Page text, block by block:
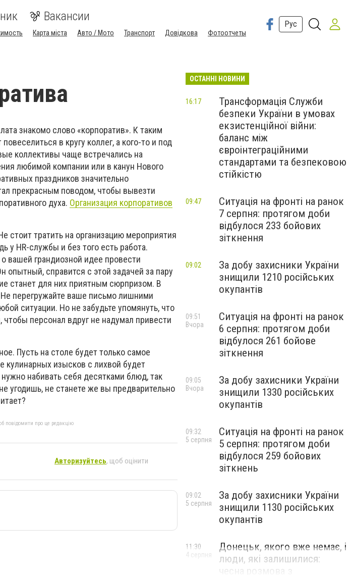
Вакансии
Карта міста Авто / Мото Транспорт Довідкова Фотоотчеты
Рус
знакомо слово «корпоратив». К таким
в кругу коллег, а кого-то и под
коллективы чаще встречались на
любимой компании или в канун Нового
праздников значительно
прекрасным поводом, чтобы вывезти
духа. Организация корпоративов
стоит тратить на организацию мероприятия
у HR-службы и без того есть работа.
вашей грандиозной идее провести
опытный, справится с этой задачей за пару
станет для них приятным сюрпризом. В
перегружайте ваше письмо лишними
ситуации. Но не забудьте упомянуть, что
персонал вдруг не надумал привести
Пусть на столе будет только самое
кулинарных изысков с лихвой будет
набивать себя десятками блюд, так
угодишь, не станете же вы предварительно
повідомити про це редакцію
Авторизуйтесь, щоб оцінити
ОСТАННІ НОВИНИ
Трансформація Служби
безпеки України в умовах
екзистенційної війни:
баланс між
євроінтеграційними
стандартами та безпековою
стійкістю
16:17
Ситуація на фронті на ранок
7 серпня: протягом доби
відбулося 233 бойових
зіткнення
09:47
За добу захисники України
знищили 1210 російських
окупантів
09:02
Ситуація на фронті на ранок
6 серпня: протягом доби
відбулося 261 бойове
зіткнення
09:51
Вчора
За добу захисники України
знищили 1330 російських
окупантів
09:05
Вчора
Ситуація на фронті на ранок
5 серпня: протягом доби
відбулося 259 бойових
зіткнень
09:32
5 серпня
За добу захисники України
знищили 1130 російських
окупантів
09:02
5 серпня
Донецьк, якого вже немає, і
люди, які залишилися:
11:30
4 серпня